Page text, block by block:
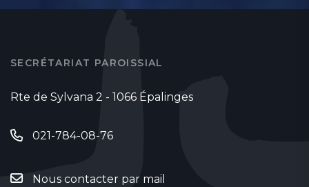
SECRÉTARIAT PAROISSIAL
Rte de Sylvana 2 - 1066 Épalinges
021-784-08-76
Nous contacter par mail